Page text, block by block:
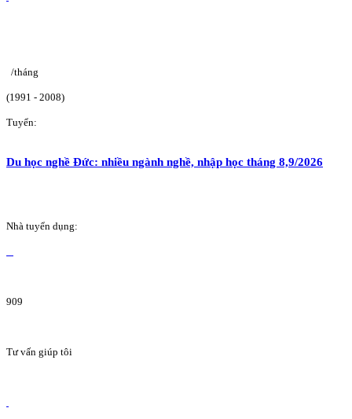
/tháng
(1991 - 2008)
Tuyển:
Du học nghề Đức: nhiều ngành nghề, nhập học tháng 8,9/2026
Nhà tuyển dụng:
909
Tư vấn giúp tôi